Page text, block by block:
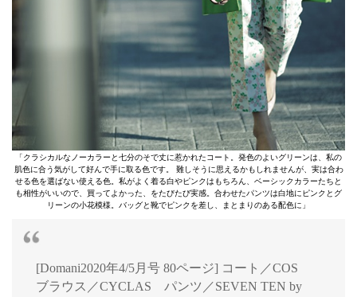
「クラシカルなノーカラーと七分のそで丈に惹かれたコート。発色のよいグリーンは、私の
肌色に合う気がして好んで手に取る色です。 難しそうに思えるかもしれませんが、実は合わ
せる色を選ばない使える色。私がよく着る白やピンクはもちろん、ベーシックカラーたちと
も相性がいいので、買ってよかった、をたびたび実感。合わせたパンツは白地にピンクとグ
リーンの小花模様。バッグと靴でピンクを差し、まとまりのある配色に」
[Domani2020年4/5月号 80ページ] コート／COS
ブラウス／CYCLAS パンツ／SEVEN TEN by